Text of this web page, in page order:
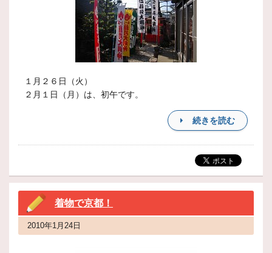
１月２６日（火）
２月１日（月）は、初午です。
続きを読む
着物で京都！
2010年1月24日